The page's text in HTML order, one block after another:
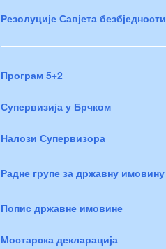
Резолуције Савјета безбједности
Програм 5+2
Супервизија у Брчком
Налози Супервизора
Радне групе за државну имовину
Попис државне имовине
Мостарска декларација